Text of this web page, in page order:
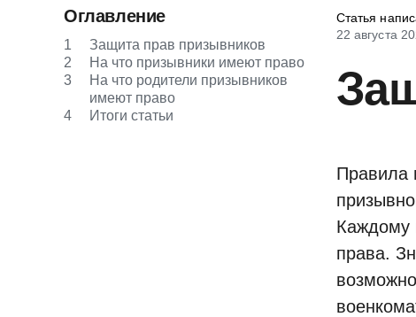
Статья
22 августа
Оглавление
1
Защита прав призывников
2
На что призывники имеют право
3
На что родители призывников
имеют право
4
Итоги статьи
Правила
Каждому
права.